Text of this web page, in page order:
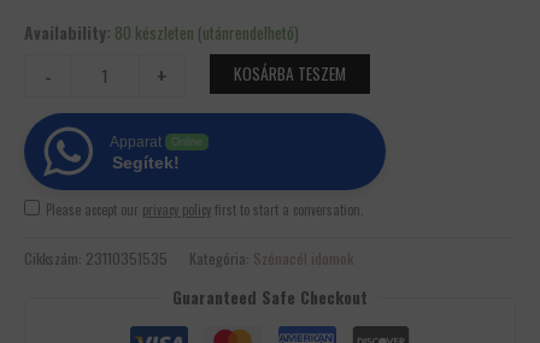
Availability: 80 készleten (utánrendelhető)
- + KOSÁRBA TESZEM
Apparat Online
Segítek!
Please accept our privacy policyfirst to start a conversation.
Cikkszám: 23110351535 Kategória: Szénacél idomok
Guaranteed Safe Checkout